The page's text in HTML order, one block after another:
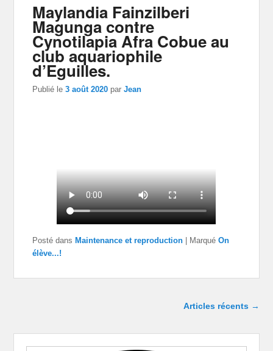
Maylandia Fainzilberi
Magunga contre
Cynotilapia Afra Cobue au
club aquariophile
d’Eguilles.
Publié le3 août 2020 parJean
Posté dans Maintenance et reproduction Marqué On
élève...!
Articles récents →